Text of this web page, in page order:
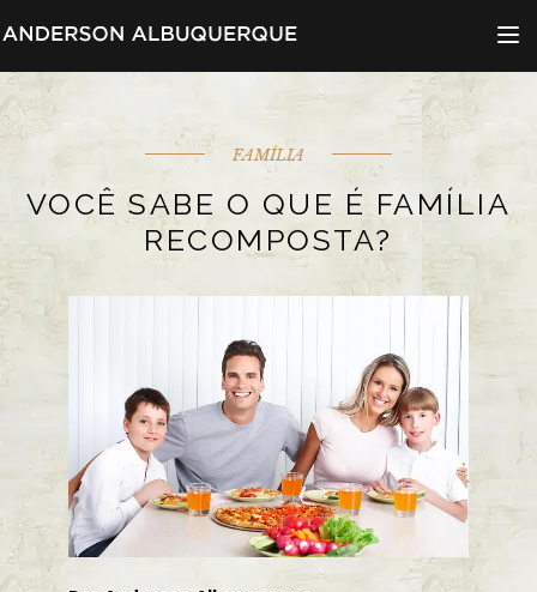
Menu
FAMÍLIA
VOCÊ SABE O QUE É FAMÍLIA
RECOMPOSTA?